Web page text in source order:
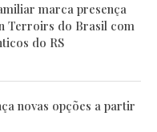
marca presença
Terroirs do Brasil com
do RS
novas opções a partir